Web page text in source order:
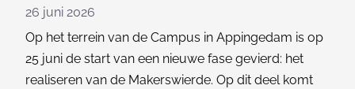
26 juni 2026
Op het terrein van de Campus in Appingedam is op
25 juni de start van een nieuwe fase gevierd: het
realiseren van de Makerswierde. Op dit deel komt